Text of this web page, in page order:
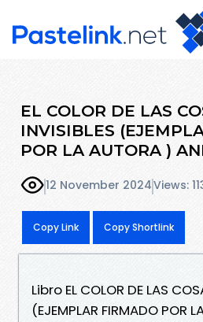
EL COLOR DE LAS
INVISIBLES
POR LA AUTORA )
12 November 2024Views:
Copy Link Copy Shortlink
Libro EL COLOR DE LAS
(EJEMPLAR FIRMADO POR